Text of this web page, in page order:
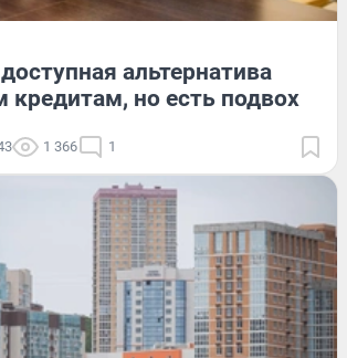
альтернатива
кредитам, но есть подвох
1 366 1